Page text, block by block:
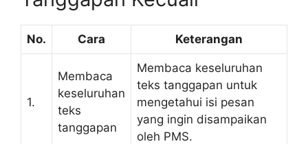
No. Cara Keterangan
1.
Membaca
keseluruhan
teks
tanggapan
Membaca keseluruhan
teks tanggapan untuk
mengetahui isi pesan
yang ingin disampaikan
oleh PMS.